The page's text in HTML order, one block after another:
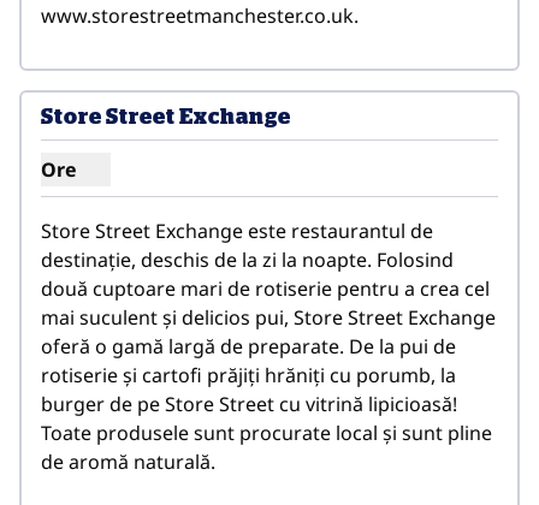
www.storestreetmanchester.co.uk.
1/5
1 din 5
imaginea anterioară
Store Street Exchange
Ore
Afișare ore pentru Store Street Exchange
Store Street Exchange este restaurantul de
destinație, deschis de la zi la noapte. Folosind
două cuptoare mari de rotiserie pentru a crea cel
mai suculent și delicios pui, Store Street Exchange
oferă o gamă largă de preparate. De la pui de
rotiserie și cartofi prăjiți hrăniți cu porumb, la
burger de pe Store Street cu vitrină lipicioasă!
Toate produsele sunt procurate local și sunt pline
de aromă naturală.